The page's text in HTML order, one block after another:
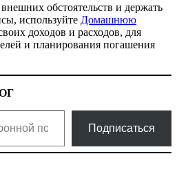
обстоятельств и держать
используйте Домашнюю
доходов и расходов, для
и планирования погашения
Подписаться